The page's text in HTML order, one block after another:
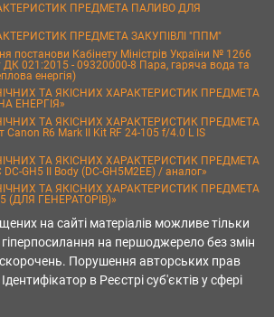
ПРЕДМЕТА ПАЛИВО ДЛЯ
ПРЕДМЕТА ЗАКУПІВЛІ "ППМ"
постанови Кабінету Міністрів України № 1266
ДК 021:2015 - 09320000-8 Пара, гаряча вода та
енергія)
ТА ЯКІСНИХ ХАРАКТЕРИСТИК ПРЕДМЕТА
ЕНЕРГІЯ»
ТА ЯКІСНИХ ХАРАКТЕРИСТИК ПРЕДМЕТА
R6 Mark II Kit RF 24-105 f/4.0 L IS
ТА ЯКІСНИХ ХАРАКТЕРИСТИК ПРЕДМЕТА
GH5 II Body (DC-GH5M2EE) / аналог»
ТА ЯКІСНИХ ХАРАКТЕРИСТИК ПРЕДМЕТА
(ДЛЯ ГЕНЕРАТОРІВ)»
на сайті матеріалів можливе тільки
на першоджерело без змін
скорочень. Порушення авторських прав
в Реєстрі суб'єктів у сфері